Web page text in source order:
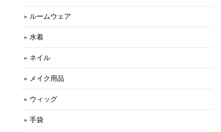
ルームウェア
水着
ネイル
メイク用品
ウィッグ
手袋